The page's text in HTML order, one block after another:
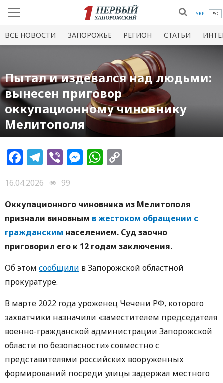
УКР РУС
ВСЕ НОВОСТИ ЗАПОРОЖЬЕ РЕГИОН СТАТЬИ
Пытал и издевался над людьми:
вынесен приговор
оккупационному чиновнику
Мелитополя
Facebook
Telegram
ViberMessenger
WhatsApp
16.04.2026
99
Оккупационного чиновника из Мелитополя
признали виновным в жестоком обращении с
гражданским населением. Суд заочно
приговорил его к 12 годам заключения.
Об этом сообщили в Запорожской областной
прокуратуре.
В марте 2022 года уроженец Чечени РФ, которого
захватчики назначили «заместителем председателя
военно-гражданской администрации Запорожской
области по безопасности» совместно с
представителями российских вооруженных
формирований посреди улицы задержал местного